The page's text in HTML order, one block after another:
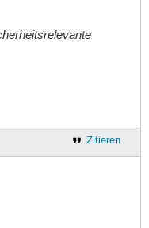
Zitieren